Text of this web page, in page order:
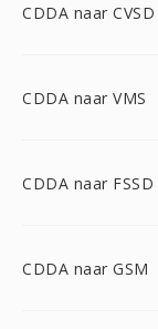
CDDA naar CVSD
CDDA naar VMS
CDDA naar FSSD
CDDA naar GSM